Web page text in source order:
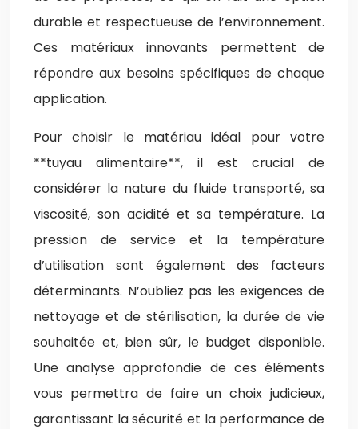
durable et respectueuse de l’environnement.
Ces matériaux innovants permettent de
répondre aux besoins spécifiques de chaque
application.
Pour choisir le matériau idéal pour votre
**tuyau alimentaire**, il est crucial de
considérer la nature du fluide transporté, sa
viscosité, son acidité et sa température. La
pression de service et la température
d’utilisation sont également des facteurs
déterminants. N’oubliez pas les exigences de
nettoyage et de stérilisation, la durée de vie
souhaitée et, bien sûr, le budget disponible.
Une analyse approfondie de ces éléments
vous permettra de faire un choix judicieux,
garantissant la sécurité et la performance de